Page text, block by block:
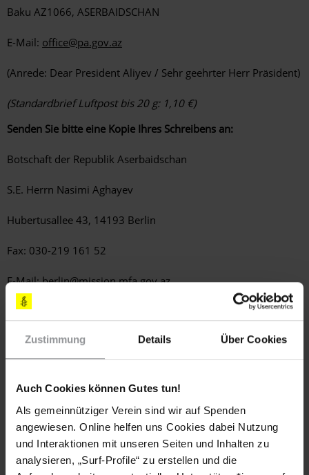
Zustimmung Details Über Cookies
Auch Cookies können Gutes tun!
Als gemeinnütziger Verein sind wir auf Spenden
angewiesen. Online helfen uns Cookies dabei Nutzung
und Interaktionen mit unseren Seiten und Inhalten zu
analysieren, „Surf-Profile“ zu erstellen und die
Baku AZ1066, ASERBAIDSCHAN
E-Mail: office@pa.gov.az
(Anrede: Dear President Aliyev / Sehr geehrter Herr Präsident)
(Standardbrief Luftpost bis 20 g: 1,10 €)
Senden Sie bitte eine Kopie Ihres Schreibens an:
Botschaft der Republik Aserbaidschan
S.E. Herrn Nasimi Aghayev
Hubertusallee 43, 14193 Berlin
Fax: 030-219 161 52
E-Mail:berlin@mission.mfa.gov.az
(Standardbrief: 0,85 €)
BETROFFENE PERSONEN
Aserbaidschan
DATUM
28. Oktober 2023